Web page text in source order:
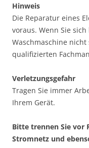
Hinweis
Die Reparatur eines
voraus. Wenn Sie
Waschmaschine
qualifizierten
Verletzungsgefahr
Tragen Sie immer
Ihrem Gerät.
Bitte trennen Sie vor
Stromnetz und